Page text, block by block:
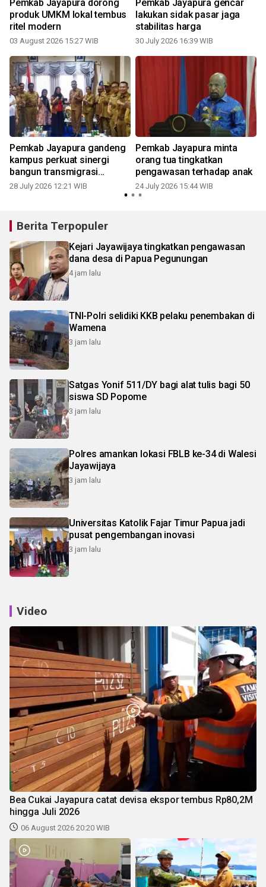
Pemkab Jayapura dorong
produk UMKM lokal tembus
ritel modern
03 August 2026 15:27 WIB
Pemkab Jayapura gencar
lakukan sidak pasar jaga
stabilitas harga
30 July 2026 16:39 WIB
Pemkab Jayapura gandeng
kampus perkuat sinergi
bangun transmigrasi
berkelanjutan
28 July 2026 12:21 WIB
Pemkab Jayapura minta
orang tua tingkatkan
pengawasan terhadap anak
24 July 2026 15:44 WIB
Berita Terpopuler
Kejari Jayawijaya tingkatkan pengawasan
dana desa di Papua Pegunungan
4 jam lalu
TNI-Polri selidiki KKB pelaku penembakan di
Wamena
3 jam lalu
Satgas Yonif 511/DY bagi alat tulis bagi 50
siswa SD Popome
3 jam lalu
Polres amankan lokasi FBLB ke-34 di Walesi
Jayawijaya
3 jam lalu
Universitas Katolik Fajar Timur Papua jadi
pusat pengembangan inovasi
3 jam lalu
Video
Bea Cukai Jayapura catat devisa ekspor tembus Rp80,2M
hingga Juli 2026
06 August 2026 20:20 WIB